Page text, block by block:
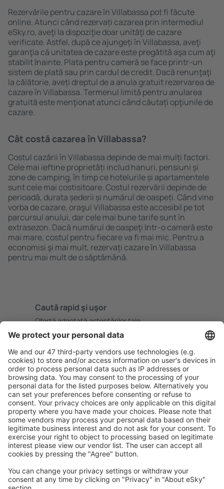
Rezervările pentru cazare în Villabassa pot fi făcute
online. Atunci când rezervați cazarea prin intermediul
eSky.ro, aveţi la dispoziţie doar unităţi de cazare
verificate. Astfel, după ce ajungeți în Villabassa, aveţi
garanţia că unitatea de cazare este pregătită aşa cum aţi
stabilit ȋnainte. Plata pentru cameră se face printr-un
sistem de plată sau prin cardul de credit. Dacă renunţaţi
la călătorie, aveți dreptul de a anula gratuit rezervarea de
cazare în Villabassa. Termenul limită pentru anularea
gratuită este menţionat atunci când căutați opţiunile de
cazare.
Cât costă cazarea în Villabassa?
Costul cazării în Villabassa depinde de mai mulți factori.
Cele mai ieftine proprietăți includ hanuri, pensiuni și
zone de camping, în timp ce hotelurile și apartamentele
sunt cele mai costisitoare. Costul rezervării depinde de
perioadă, durata șederii și numărul de oaspeți. Când vine
vorba de cazare, oraşul Villabassa este accesibil pe tot
parcursul anului, dar cele mai bune tarife sunt în
extrasezon. Dacă numărul de oaspeţi ȋntr-o cameră este
mai mare, costul pentru fiecare va fi mai mic. Pentru a
economisi şi mai mult, rezervați cazare în Villabassa
pentru mai mult de o săptămână.
Caută rapid şi uşor
Ofertă adaptată aşteptărilor tale.
Planifică ȋn siguranţă
Rezervare fără griji cu opțiune gratuită de anulare.
Economiseşte mai mult
Prețuri atractive și oferte speciale pentru utilizatorii
conectați.
Cazarea preferată
Alege din peste 1,3 mil. de opţiuni: hoteluri, cabane,